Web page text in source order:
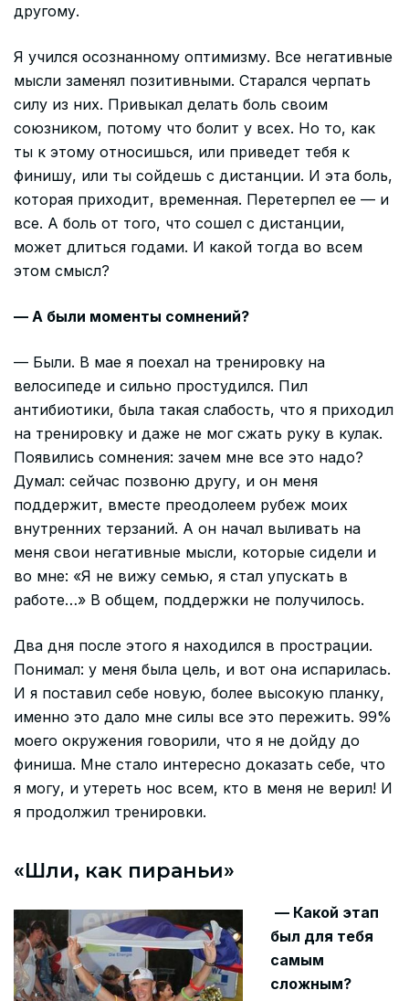
другому.
Я учился осознанному оптимизму. Все негативные
мысли заменял позитивными. Старался черпать
силу из них. Привыкал делать боль своим
союзником, потому что болит у всех. Но то, как
ты к этому относишься, или приведет тебя к
финишу, или ты сойдешь с дистанции. И эта боль,
которая приходит, временная. Перетерпел ее — и
все. А боль от того, что сошел с дистанции,
может длиться годами. И какой тогда во всем
этом смысл?
— А были моменты сомнений?
— Были. В мае я поехал на тренировку на
велосипеде и сильно простудился. Пил
антибиотики, была такая слабость, что я приходил
на тренировку и даже не мог сжать руку в кулак.
Появились сомнения: зачем мне все это надо?
Думал: сейчас позвоню другу, и он меня
поддержит, вместе преодолеем рубеж моих
внутренних терзаний. А он начал выливать на
меня свои негативные мысли, которые сидели и
во мне: «Я не вижу семью, я стал упускать в
работе…» В общем, поддержки не получилось.
Два дня после этого я находился в прострации.
Понимал: у меня была цель, и вот она испарилась.
И я поставил себе новую, более высокую планку,
именно это дало мне силы все это пережить. 99%
моего окружения говорили, что я не дойду до
финиша. Мне стало интересно доказать себе, что
я могу, и утереть нос всем, кто в меня не верил! И
я продолжил тренировки.
«Шли, как пираньи»
— Какой этап
был для тебя
самым
сложным?